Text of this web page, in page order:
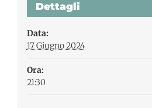
Dettagli
Data:
17 Giugno 2024
Ora:
21:30